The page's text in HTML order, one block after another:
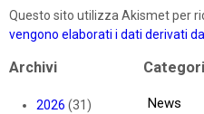
Questo sito utilizza Akismet per
vengono elaborati i dati derivati
Archivi
2026 (31)
News